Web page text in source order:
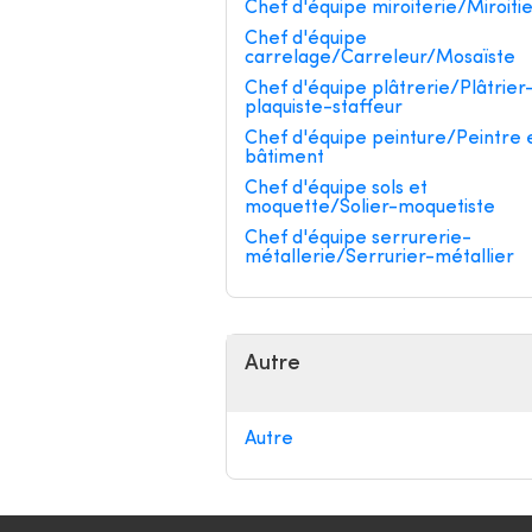
Chef d'équipe miroiterie/
Chef d'équipe
carrelage/Carreleur/Mosaïste
Chef d'équipe plâtrerie/Plâtrier-
plaquiste-staffeur
Chef d'équipe peinture/Peintre
bâtiment
Chef d'équipe sols et
moquette/Solier-moquetiste
Chef d'équipe serrurerie-
métallerie/Serrurier-métallier
Autre
Autre